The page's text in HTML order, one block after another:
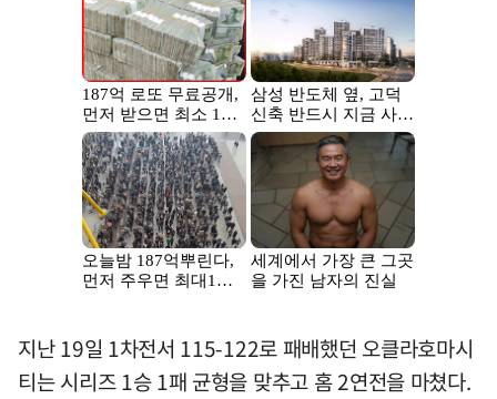
지난 19일 1차전서 115-122로 패배했던 오클라호마시
티는 시리즈 1승 1패 균형을 맞추고 홈 2연전을 마쳤다.